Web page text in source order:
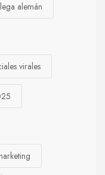
alemán
virales